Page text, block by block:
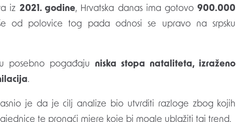
iz 2021. godine, Hrvatska danas ima gotovo900.000
od polovice tog pada odnosi se upravo na srpsku
posebno pogađaju niska stopa nataliteta, izraženo
.
je da je cilj analize bio utvrditi razloge zbog kojih
te pronaći mjere koje bi mogle ublažiti taj trend.